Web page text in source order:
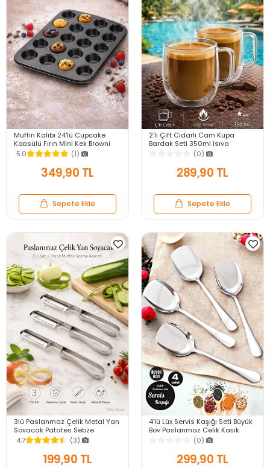
Muffin Kalıbı 24'lü Cupcake
Kapsülü Fırın Mini Kek Browni
Kekstra Kurabiye Kalıbı Muffin
Baking Pan
5.0 (1)
349,90 TL
Sepete Ekle
2'li Çift Cidarlı Cam Kupa
Bardak Seti 350ml Isıya
Dayanıklı Espresso Sunum
Kulplu Kahve Bardağı
(0)
289,90 TL
Sepete Ekle
3lü Paslanmaz Çelik Metal Yan
Soyacak Patates Sebze
Salatalık Havuç Soyacağı
Mutfak Soyma Aparatı
4.7 (3)
199,90 TL
4'lü Lüx Servis Kaşığı Seti Büyük
Boy Paslanmaz Çelik Kaşık
Salata Yemek Mutfak Kaşığı
(0)
299,90 TL